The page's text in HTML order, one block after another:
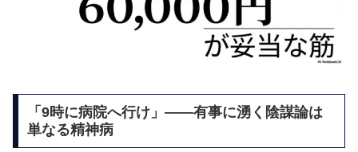
「9時に病院へ行け」——有事に湧く陰謀論は
単なる精神病